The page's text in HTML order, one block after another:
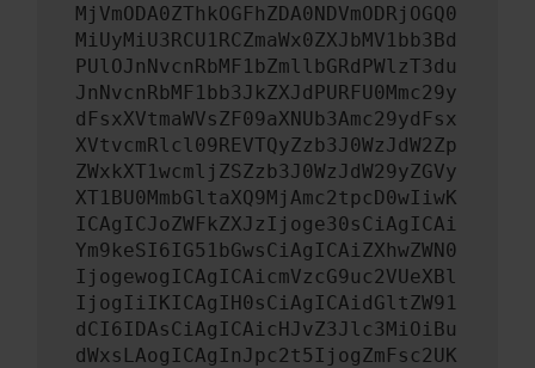
MjVmODA0ZThkOGFhZDA0NDVmODRjOGQ0
MiUyMiU3RCU1RCZmaWx0ZXJbMV1bb3Bd
PUlOJnNvcnRbMF1bZmllbGRdPWlzT3du
JnNvcnRbMF1bb3JkZXJdPURFU0Mmc29y
dFsxXVtmaWVsZF09aXNUb3Amc29ydFsx
XVtvcmRlcl09REVTQyZzb3J0WzJdW2Zp
ZWxkXT1wcmljZSZzb3J0WzJdW29yZGVy
XT1BU0MmbGltaXQ9MjAmc2tpcD0wIiwK
ICAgICJoZWFkZXJzIjoge30sCiAgICAi
Ym9keSI6IG51bGwsCiAgICAiZXhwZWN0
IjogewogICAgICAicmVzcG9uc2VUeXBl
IjogIiIKICAgIH0sCiAgICAidGltZW91
dCI6IDAsCiAgICAicHJvZ3Jlc3MiOiBu
dWxsLAogICAgInJpc2t5IjogZmFsc2UK